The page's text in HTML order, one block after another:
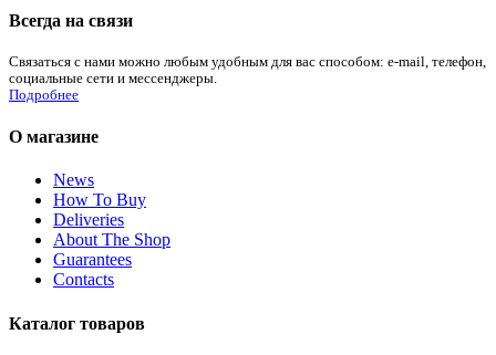
Всегда на связи
Связаться с нами можно любым удобным для вас способом: e-mail, телефон,
социальные сети и мессенджеры.
Подробнее
О магазине
News
How To Buy
Deliveries
About The Shop
Guarantees
Contacts
Каталог товаров